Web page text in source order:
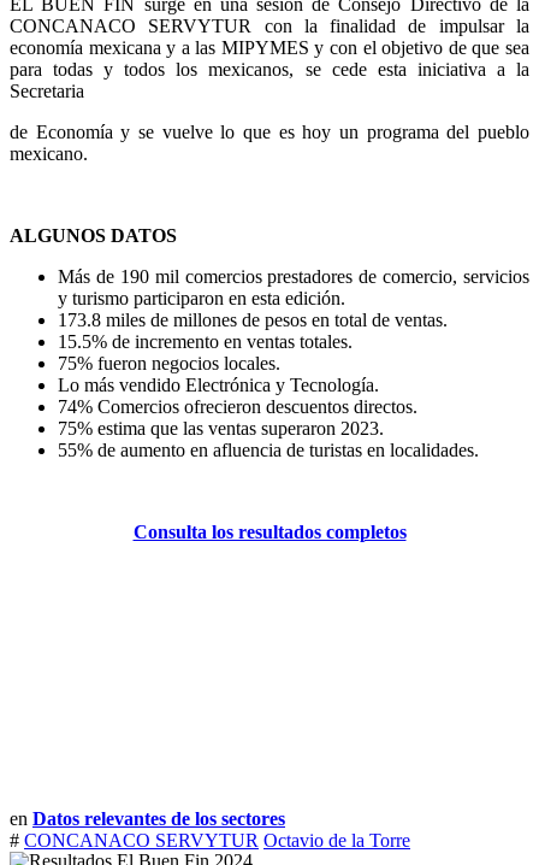
EL BUEN FIN surge en una sesión de Consejo Directivo de la
CONCANACO SERVYTUR con la finalidad de impulsar la
economía mexicana y a las MIPYMES y con el objetivo de que sea
para todas y todos los mexicanos, se cede esta iniciativa a la
Secretaria
de Economía y se vuelve lo que es hoy un programa del pueblo
mexicano.
ALGUNOS DATOS
Más de 190 mil comercios prestadores de comercio, servicios
y turismo participaron en esta edición.
173.8 miles de millones de pesos en total de ventas.
15.5% de incremento en ventas totales.
75% fueron negocios locales.
Lo más vendido Electrónica y Tecnología.
74% Comercios ofrecieron descuentos directos.
75% estima que las ventas superaron 2023.
55% de aumento en afluencia de turistas en localidades.
Consulta los resultados completos
en Datos relevantes de los sectores
# CONCANACO SERVYTUR Octavio de la Torre